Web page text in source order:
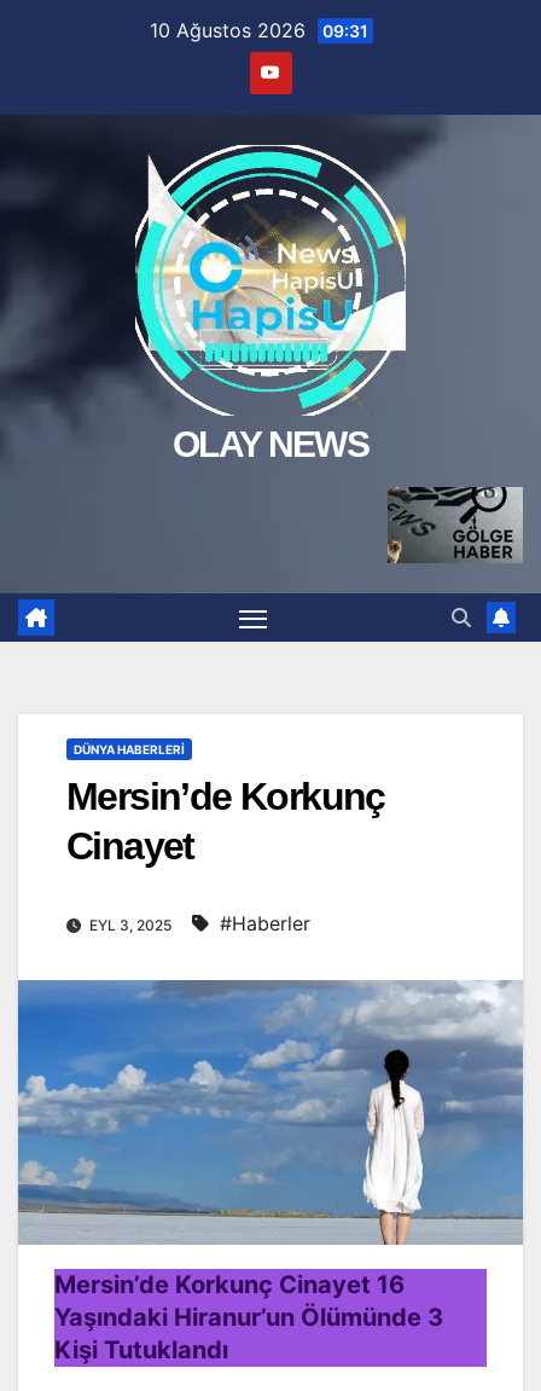
10 Ağustos 2026 09:31
OLAY NEWS
DÜNYA HABERLERI
Mersin’de Korkunç
Cinayet
EYL 3, 2025 #Haberler
Mersin’de Korkunç Cinayet 16
Yaşındaki Hiranur’un Ölümünde 3
Kişi Tutuklandı